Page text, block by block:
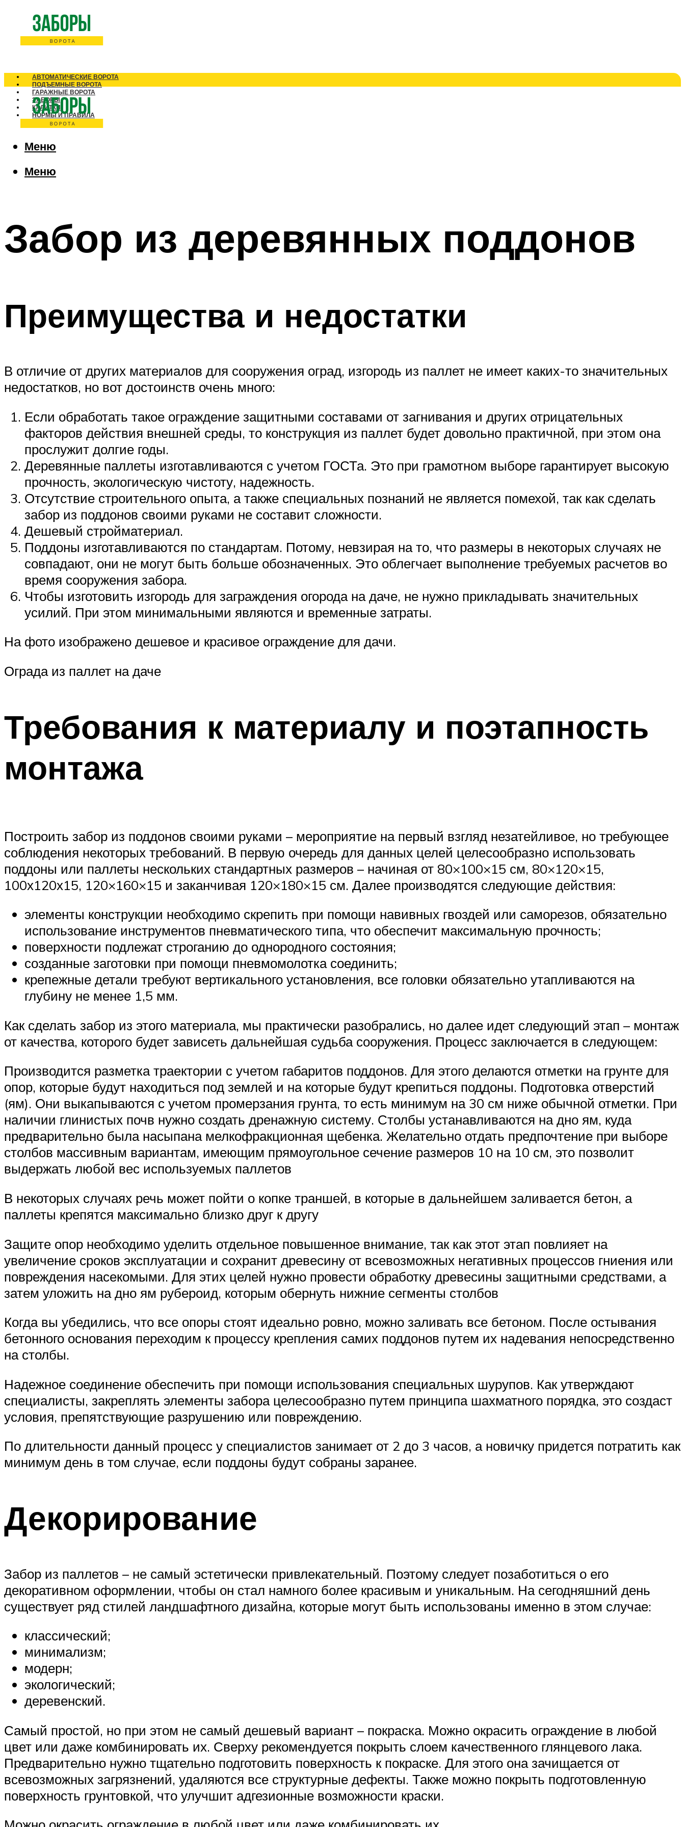
АВТОМАТИЧЕСКИЕ ВОРОТА
ПОДЪЕМНЫЕ ВОРОТА
ГАРАЖНЫЕ ВОРОТА
ЗАБОРЫ
КАЛИТКИ
НОРМЫ И ПРАВИЛА
Меню
Меню
Забор из деревянных поддонов
Преимущества и недостатки
В отличие от других материалов для сооружения оград, изгородь из паллет не имеет каких-то значительных
недостатков, но вот достоинств очень много:
Если обработать такое ограждение защитными составами от загнивания и других отрицательных
факторов действия внешней среды, то конструкция из паллет будет довольно практичной, при этом она
прослужит долгие годы.
Деревянные паллеты изготавливаются с учетом ГОСТа. Это при грамотном выборе гарантирует высокую
прочность, экологическую чистоту, надежность.
Отсутствие строительного опыта, а также специальных познаний не является помехой, так как сделать
забор из поддонов своими руками не составит сложности.
Дешевый стройматериал.
Поддоны изготавливаются по стандартам. Потому, невзирая на то, что размеры в некоторых случаях не
совпадают, они не могут быть больше обозначенных. Это облегчает выполнение требуемых расчетов во
время сооружения забора.
Чтобы изготовить изгородь для заграждения огорода на даче, не нужно прикладывать значительных
усилий. При этом минимальными являются и временные затраты.
На фото изображено дешевое и красивое ограждение для дачи.
Ограда из паллет на даче
Требования к материалу и поэтапность
монтажа
Построить забор из поддонов своими руками – мероприятие на первый взгляд незатейливое, но требующее
соблюдения некоторых требований. В первую очередь для данных целей целесообразно использовать
поддоны или паллеты нескольких стандартных размеров – начиная от 80×100×15 см, 80×120×15,
100х120х15, 120×160×15 и заканчивая 120×180×15 см. Далее производятся следующие действия:
элементы конструкции необходимо скрепить при помощи навивных гвоздей или саморезов, обязательно
использование инструментов пневматического типа, что обеспечит максимальную прочность;
поверхности подлежат строганию до однородного состояния;
созданные заготовки при помощи пневмомолотка соединить;
крепежные детали требуют вертикального установления, все головки обязательно утапливаются на
глубину не менее 1,5 мм.
Как сделать забор из этого материала, мы практически разобрались, но далее идет следующий этап – монтаж
от качества, которого будет зависеть дальнейшая судьба сооружения. Процесс заключается в следующем:
Производится разметка траектории с учетом габаритов поддонов. Для этого делаются отметки на грунте для
опор, которые будут находиться под землей и на которые будут крепиться поддоны. Подготовка отверстий
(ям). Они выкапываются с учетом промерзания грунта, то есть минимум на 30 см ниже обычной отметки. При
наличии глинистых почв нужно создать дренажную систему. Столбы устанавливаются на дно ям, куда
предварительно была насыпана мелкофракционная щебенка. Желательно отдать предпочтение при выборе
столбов массивным вариантам, имеющим прямоугольное сечение размеров 10 на 10 см, это позволит
выдержать любой вес используемых паллетов
В некоторых случаях речь может пойти о копке траншей, в которые в дальнейшем заливается бетон, а
паллеты крепятся максимально близко друг к другу
Защите опор необходимо уделить отдельное повышенное внимание, так как этот этап повлияет на
увеличение сроков эксплуатации и сохранит древесину от всевозможных негативных процессов гниения или
повреждения насекомыми. Для этих целей нужно провести обработку древесины защитными средствами, а
затем уложить на дно ям рубероид, которым обернуть нижние сегменты столбов
Когда вы убедились, что все опоры стоят идеально ровно, можно заливать все бетоном. После остывания
бетонного основания переходим к процессу крепления самих поддонов путем их надевания непосредственно
на столбы.
Надежное соединение обеспечить при помощи использования специальных шурупов. Как утверждают
специалисты, закреплять элементы забора целесообразно путем принципа шахматного порядка, это создаст
условия, препятствующие разрушению или повреждению.
По длительности данный процесс у специалистов занимает от 2 до 3 часов, а новичку придется потратить как
минимум день в том случае, если поддоны будут собраны заранее.
Декорирование
Забор из паллетов – не самый эстетически привлекательный. Поэтому следует позаботиться о его
декоративном оформлении, чтобы он стал намного более красивым и уникальным. На сегодняшний день
существует ряд стилей ландшафтного дизайна, которые могут быть использованы именно в этом случае:
классический;
минимализм;
модерн;
экологический;
деревенский.
Самый простой, но при этом не самый дешевый вариант – покраска. Можно окрасить ограждение в любой
цвет или даже комбинировать их. Сверху рекомендуется покрыть слоем качественного глянцевого лака.
Предварительно нужно тщательно подготовить поверхность к покраске. Для этого она зачищается от
всевозможных загрязнений, удаляются все структурные дефекты. Также можно покрыть подготовленную
поверхность грунтовкой, что улучшит адгезионные возможности краски.